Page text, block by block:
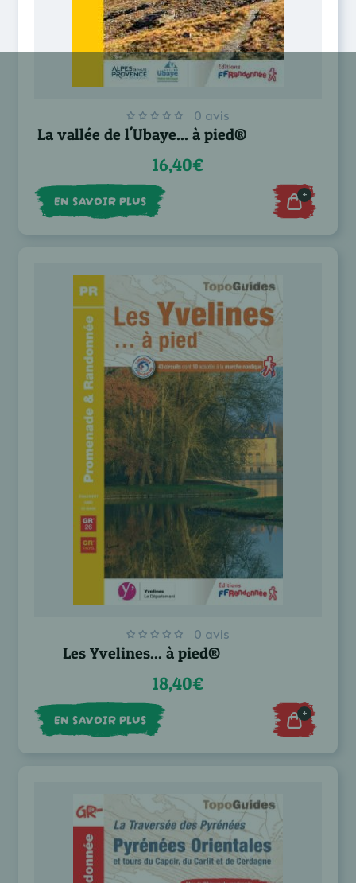
0 avis
La vallée de l'Ubaye... à pied®
16,40€
EN SAVOIR PLUS +
0 avis
Les Yvelines... à pied®
18,40€
EN SAVOIR PLUS +